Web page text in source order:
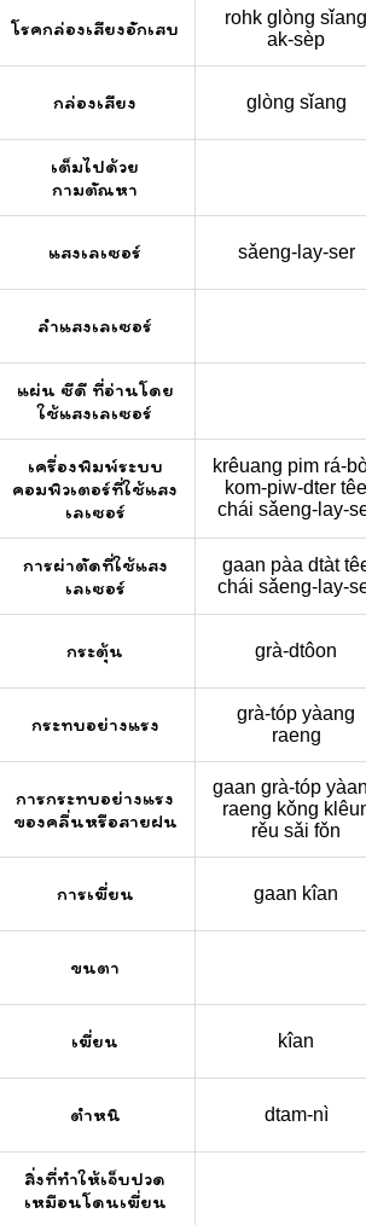
โรคกล่องเสียงอักเสบ
rohk glòng sǐang
ak-sèp
กล่องเสียง glòng sǐang
เต็มไปด้วย
กามตัณหา
แสงเลเซอร์ sǎeng-lay-ser
ลำแสงเลเซอร์
แผ่น ซีดี ที่อ่านโดย
ใช้แสงเลเซอร์
เครื่องพิมพ์ระบบ
คอมพิวเตอร์ที่ใช้แสง
เลเซอร์
krêuang pim rá-
kom-piw-dter têe
chái sǎeng-lay-
การผ่าตัดที่ใช้แสง
เลเซอร์
gaan pàa dtàt
chái sǎeng-lay-
กระตุ้น grà-dtôon
กระทบอย่างแรง
grà-tóp yàang
raeng
การกระทบอย่างแรง
ของคลื่นหรือสายฝน
gaan grà-tóp
raeng kǒng
rěu sǎi fǒn
การเฆี่ยน gaan kîan
ขนตา
เฆี่ยน kîan
ตำหนิ dtam-nì
สิ่งที่ทำให้เจ็บปวด
เหมือนโดนเฆี่ยน